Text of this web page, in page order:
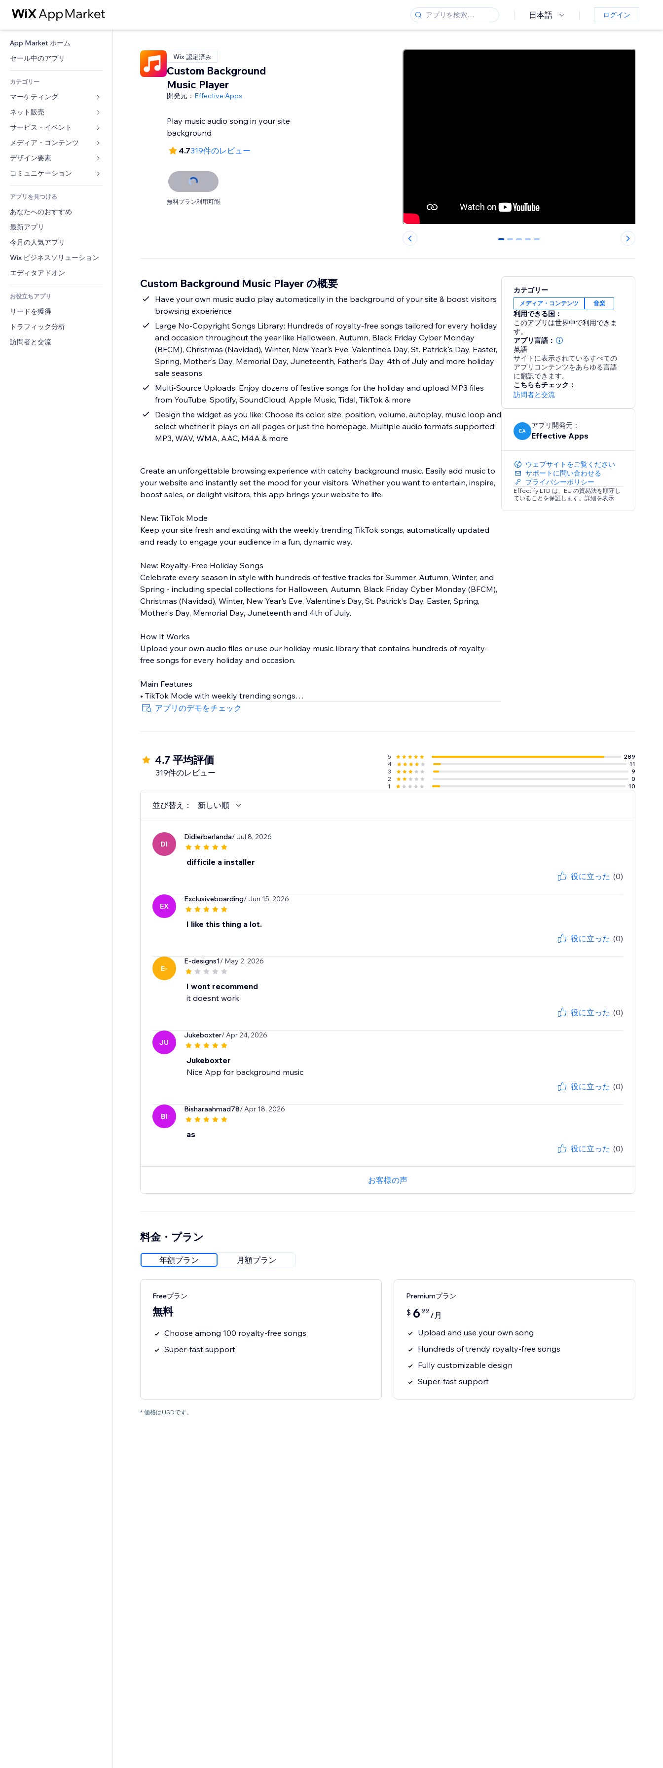
日本語 ログイン
App Market ホーム
セール中のアプリ
カテゴリー
マーケティング
広告
モバイル
アクセス解析
リスティング広告
メール
コンバージョン
ネット販売
ストア用アプリ
発送・配達
販売ボタン
会計
クーポン・特典
倉庫管理ソリューション
ドロップシッピング
食品・飲料
サービス・イベント
ホテル
イベント
レストラン
不動産
ブッキング
メディア・コンテンツ
ギャラリー
音楽
ポッドキャスト
写真
動画
PDF
ファイル共有
ニュース
デザイン要素
マップ・ナビ
プライバシー・セキュリティ
時計
ページテンプレート
画像効果
ボタン・メニュー
バナー・バッジ
電卓
検索
天気
チャート・テーブル
フォーム
ブログ
投票
チャット
コメント
電話
コミュニティィ
レビュー・お客さまの声
CRM
アプリを見つける
あなたへのおすすめ
最新アプリ
今月の人気アプリ
Wix ビジネスソリューション
エディタアドオン
お役立ちアプリ
リードを獲得
トラフィック分析
訪問者と交流
Wix 認定済み
Custom Background
Music Player
開発元： Effective Apps
Play music audio song in your site
background
4.7319件のレビュー
無料プラン利用可能
0 1 2 3 4
Custom Background Music Player の概要
Have your own music audio play automatically in the background of your site & boost visitors
browsing experience
Large No-Copyright Songs Library: Hundreds of royalty-free songs tailored for every holiday
and occasion throughout the year like Halloween, Autumn, Black Friday Cyber Monday
(BFCM), Christmas (Navidad), Winter, New Year's Eve, Valentine's Day, St. Patrick's Day, Easter,
Spring, Mother's Day, Memorial Day, Juneteenth, Father's Day, 4th of July and more holiday
sale seasons
Multi-Source Uploads: Enjoy dozens of festive songs for the holiday and upload MP3 files
from YouTube, Spotify, SoundCloud, Apple Music, Tidal, TikTok & more
Design the widget as you like: Choose its color, size, position, volume, autoplay, music loop and
select whether it plays on all pages or just the homepage. Multiple audio formats supported:
MP3, WAV, WMA, AAC, M4A & more
Create an unforgettable browsing experience with catchy background music. Easily add music to
your website and instantly set the mood for your visitors. Whether you want to entertain, inspire,
boost sales, or delight visitors, this app brings your website to life.
New: TikTok Mode
Keep your site fresh and exciting with the weekly trending TikTok songs, automatically updated
and ready to engage your audience in a fun, dynamic way.
New: Royalty-Free Holiday Songs
Celebrate every season in style with hundreds of festive tracks for Summer, Autumn, Winter, and
Spring - including special collections for Halloween, Autumn, Black Friday Cyber Monday (BFCM),
Christmas (Navidad), Winter, New Year's Eve, Valentine's Day, St. Patrick's Day, Easter, Spring,
Mother's Day, Memorial Day, Juneteenth and 4th of July.
How It Works
Upload your own audio files or use our holiday music library that contains hundreds of royalty-
free songs for every holiday and occasion.
Main Features
• TikTok Mode with weekly trending songs
• Hundreds of holiday songs for every seasons, holiday and occasion throughout the year
• Customizable widget design, placement & controls
アプリのデモをチェック
カテゴリー
メディア・コンテンツ 音楽
利用できる国：
このアプリは世界中で利用できま
す。
アプリ言語：
英語
サイトに表示されているすべての
アプリコンテンツをあらゆる言語
に翻訳できます。
こちらもチェック：
訪問者と交流
EA
アプリ開発元：
Effective Apps
ウェブサイトをご覧ください
サポートに問い合わせる
プライバシーポリシー
Effectify LTD は、EU の貿易法を順守し
ていることを保証します。詳細を表示
4.7 平均評価
319件のレビュー
5
289
4
11
3
9
2
0
1
10
並び替え： 新しい順
DI
Didierberlanda/ Jul 8, 2026
difficile a installer
役に立った (0)
EX
Exclusiveboarding/ Jun 15, 2026
I like this thing a lot.
役に立った (0)
E-
E-designs1/ May 2, 2026
I wont recommend
it doesnt work
役に立った (0)
JU
Jukeboxter/ Apr 24, 2026
Jukeboxter
Nice App for background music
役に立った (0)
BI
Bisharaahmad78/ Apr 18, 2026
as
役に立った (0)
お客様の声
料金・プラン
年額プラン 月額プラン
Freeプラン
無料
Choose among 100 royalty-free songs
Super-fast support
Premiumプラン
$ 6 99 /月
Upload and use your own song
Hundreds of trendy royalty-free songs
Fully customizable design
Super-fast support
* 価格はUSDです。